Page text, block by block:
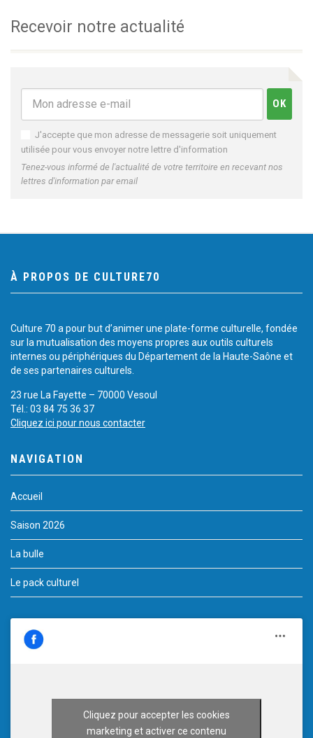
Recevoir notre actualité
J'accepte que mon adresse de messagerie soit uniquement
utilisée pour vous envoyer notre lettre d'information
Tenez-vous informé de l'actualité de votre territoire en recevant nos
lettres d'information par email
À PROPOS DE CULTURE70
Culture 70 a pour but d’animer une plate-forme culturelle, fondée
sur la mutualisation des moyens propres aux outils culturels
internes ou périphériques du Département de la Haute-Saône et
de ses partenaires culturels.
23 rue La Fayette – 70000 Vesoul
Tél.: 03 84 75 36 37
Cliquez ici pour nous contacter
NAVIGATION
Accueil
Saison 2026
La bulle
Le pack culturel
Cliquez pour accepter les cookies
marketing et activer ce contenu